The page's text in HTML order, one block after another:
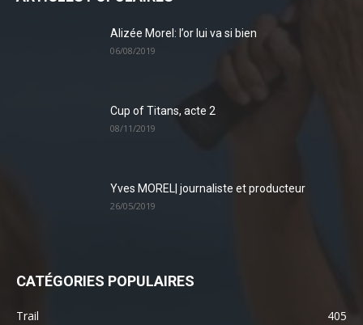
Alizée Morel: l’or lui va si bien
06/08/2019
Cup of Titans, acte 2
08/11/2019
Yves MOREL| journaliste et producteur
26/05/2019
CATÉGORIES POPULAIRES
Trail
405